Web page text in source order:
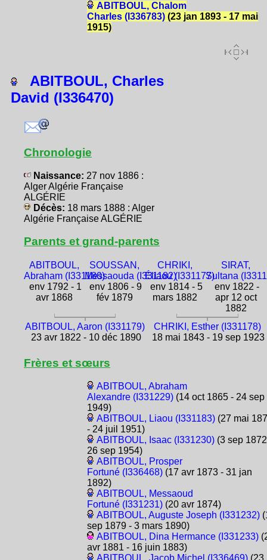
ABITBOUL, Chalom
Charles (I336783)(23 jan 1893 - 17 mai
1915)
ABITBOUL, Charles
David (I336470)
Chronologie
Naissance: 27 nov 1886 :
Alger Algérie Française
ALGÉRIE
Décès: 18 mars 1888 : Alger
Algérie Française ALGÉRIE
Parents et grand-parents
ABITBOUL,
Abraham (I331180)
env 1792 - 1
avr 1868
SOUSSAN,
Messaouda (I331182)
env 1806 - 9
fév 1879
CHRIKI,
Éliaou (I331177)
env 1814 - 5
mars 1882
SIRAT,
Sultana
env 1822 -
apr 12 oct
1882
ABITBOUL, Aaron (I331179)
23 avr 1822 - 10 déc 1890
CHRIKI, Esther (I331178)
18 mai 1843 - 19 sep 1923
Frères et sœurs
ABITBOUL, Abraham
Alexandre (I331229)(14 oct 1865 - 24 sep
1949)
ABITBOUL, Liaou (I331183)(27 mai
- 24 juil 1951)
ABITBOUL, Isaac (I331230)(3 sep
26 sep 1954)
ABITBOUL, Prosper
Fortuné (I336468)(17 avr 1873 - 31 jan
1892)
ABITBOUL, Messaoud
Fortuné (I331231)(20 avr 1874)
ABITBOUL, Auguste Joseph (I331232)
sep 1879 - 3 mars 1890)
ABITBOUL, Dina Hermance (I331233)
avr 1881 - 16 juin 1883)
ABITBOUL, Jacob Michel (I336469)(23